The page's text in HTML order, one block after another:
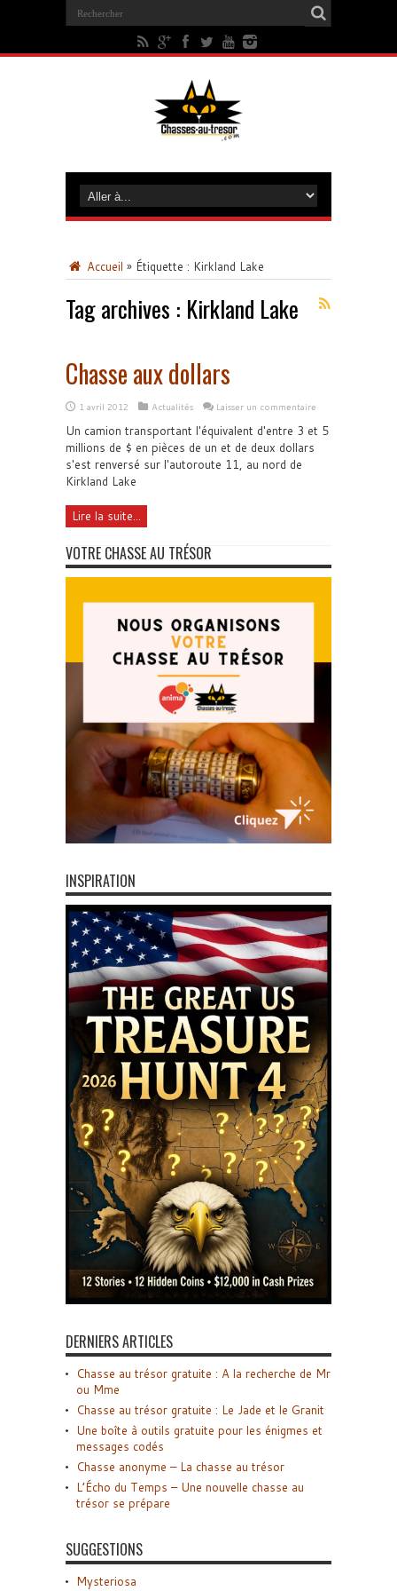
Accueil » Étiquette : Kirkland Lake
Tag archives : Kirkland Lake
Chasse aux dollars
1 avril 2012 Actualités Laisser un commentaire
Un camion transportant l'équivalent d'entre 3 et 5
millions de $ en pièces de un et de deux dollars
s'est renversé sur l'autoroute 11, au nord de
Kirkland Lake
Lire la suite...
VOTRE CHASSE AU TRÉSOR
INSPIRATION
DERNIERS ARTICLES
Chasse au trésor gratuite : A la recherche de Mr
ou Mme
Chasse au trésor gratuite : Le Jade et le Granit
Une boîte à outils gratuite pour les énigmes et
messages codés
Chasse anonyme – La chasse au trésor
L’Écho du Temps – Une nouvelle chasse au
trésor se prépare
SUGGESTIONS
Mysteriosa